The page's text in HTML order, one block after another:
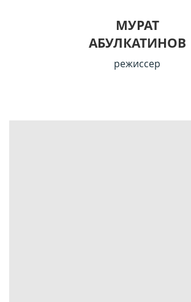
МУРАТ
АБУЛКАТИНОВ
режиссер